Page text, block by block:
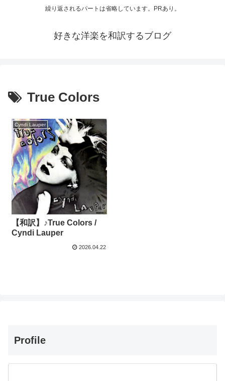
繰り返されるパートは省略しています。PRあり。
好きな洋楽を和訳するブログ
True Colors
Cyndi Lauper
【和訳】♪True Colors /
Cyndi Lauper
2026.04.22
Profile